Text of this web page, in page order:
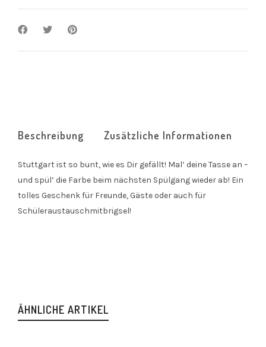
Beschreibung Zusätzliche Informationen
Stuttgart ist so bunt, wie es Dir gefällt! Mal’ deine Tasse an –
und spül’ die Farbe beim nächsten Spülgang wieder ab! Ein
tolles Geschenk für Freunde, Gäste oder auch für
Schüleraustauschmitbrigsel!
ÄHNLICHE ARTIKEL